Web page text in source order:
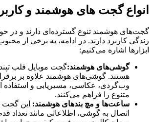
انواع گجت‌ های هوشمند و
گجت‌های هوشمند تنوع گسترده‌ای دارند و در
زندگی کاربرد دارند. در ادامه، به برخی از
ابزارها اشاره می‌کنیم:
گوشی‌های هوشمند:گجت موبایل قلب
هستند. گوشی‌های هوشمند علاوه بر
وب‌گردی، عکاسی، مسیریابی و استفاده
متنوع را فراهم می‌کنند.
ساعت‌ها و مچ‌ بندهای هوشمند: این گجت
اتصال به گوشی، اطلاعاتی مانند تعداد